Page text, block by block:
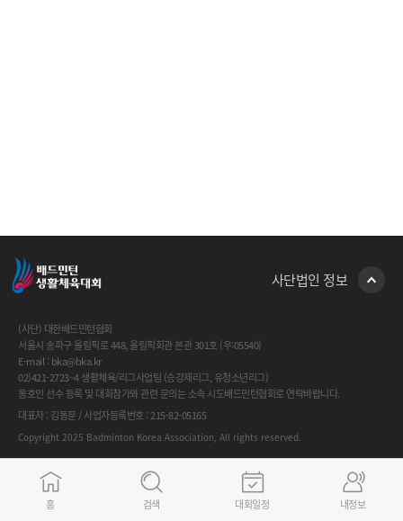
사단법인 정보
(사단) 대한배드민턴협회
서울시 송파구 올림픽로 448, 올림픽회관 본관 301호 (우:05540)
E-mail : bka@bka.kr
02)421-2723~4 생활체육/리그사업팀 (승강제리그, 유청소년리그)
동호인 선수 등록 및 대회참가와 관련 문의는 소속 시도배드민턴협회로 연락바랍니다.
대표자 : 김동문 / 사업자등록번호 : 215-82-05165
Copyright 2025 Badminton Korea Association, All rights reserved.
FAMILY SITE GO
홈 검색 대회일정 내정보